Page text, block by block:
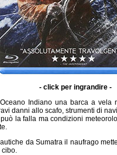
- click per ingrandire -
Indiano una barca a vela
danni allo scafo, strumenti di
la falla ma condizioni
da Sumatra il naufrago
cibo.